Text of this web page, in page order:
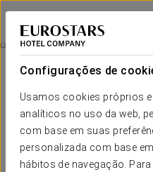
Configurações de
Usamos cookies próprios
analíticos no uso da web,
com base em suas
personalizada com base
hábitos de navegação.
Eurostars Acteón
VALÊNCIA
Reservar Salas